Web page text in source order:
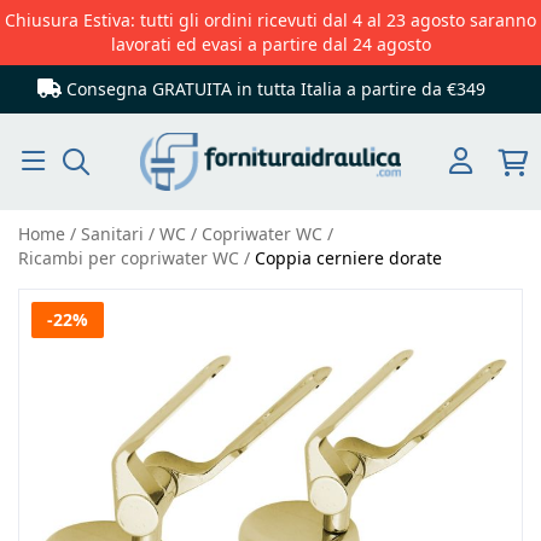
Chiusura Estiva: tutti gli ordini ricevuti dal 4 al 23 agosto saranno
lavorati ed evasi a partire dal 24 agosto
Consegna GRATUITA in tutta Italia a partire da €349
Home Sanitari WC
Copriwater WC
Ricambi per copriwater WC
Coppia cerniere dorate
Vai
-22%